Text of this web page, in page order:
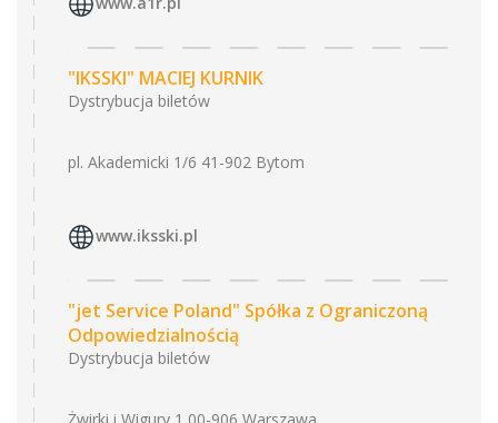
"IKSSKI" MACIEJ KURNIK
Dystrybucja biletów
pl. Akademicki 1/6 41-902 Bytom
www.iksski.pl
"jet Service Poland" Spółka z Ograniczoną
Odpowiedzialnością
Dystrybucja biletów